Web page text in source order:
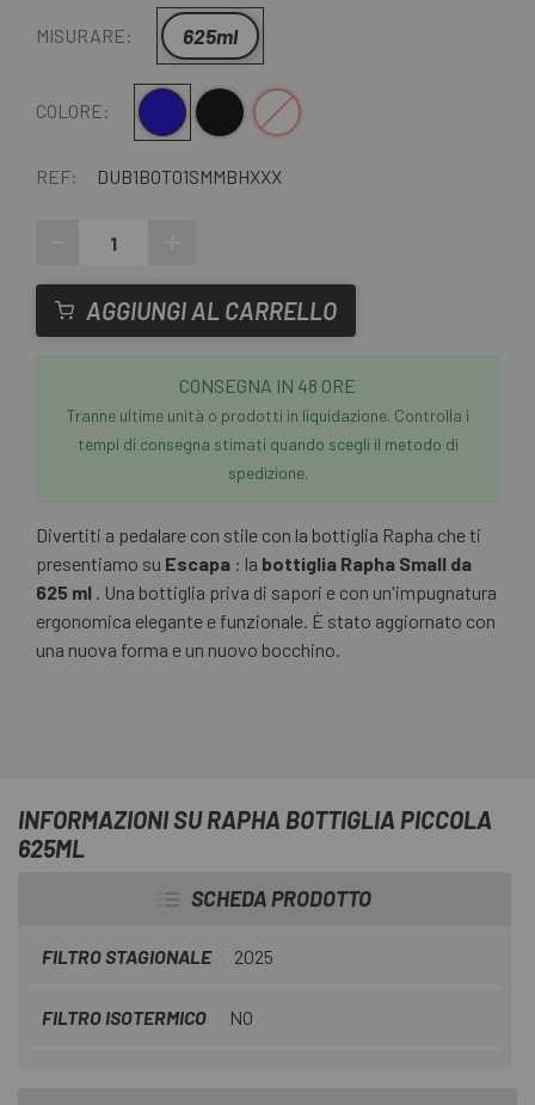
MISURARE: 625ml
COLORE: Rosa bluNeroTrasparente
REF: DUB1BOT01SMMBHXXX
AGGIUNGI AL CARRELLO
CONSEGNA IN 48 ORE
Tranne ultime unità o prodotti in liquidazione. Controlla i
tempi di consegna stimati quando scegli il metodo di
spedizione.
Divertiti a pedalare con stile con la bottiglia Rapha che ti
presentiamo su Escapa : la bottiglia Rapha Small da
625 ml . Una bottiglia priva di sapori e con un'impugnatura
ergonomica elegante e funzionale. È stato aggiornato con
una nuova forma e un nuovo bocchino.
INFORMAZIONI SU RAPHA BOTTIGLIA PICCOLA
625ML
SCHEDA PRODOTTO
FILTRO STAGIONALE 2025
FILTRO ISOTERMICO NO